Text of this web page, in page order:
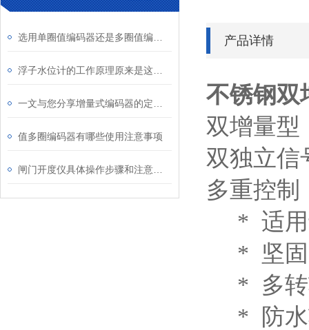
值多圈编码器有哪些使用注意事项
产品详情
不锈钢双
双增量型
双独立信
多重控
* 适用
* 坚固
* 多转
* 防水